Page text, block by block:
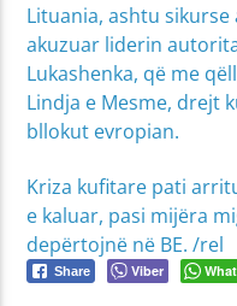
Lituania, ashtu
akuzuar liderin
Lukashenka, që me
Lindja e Mesme, drejt
bllokut evropian.
Kriza kufitare pati
e kaluar, pasi mijëra
depërtojnë në BE. /rel
Share Viber